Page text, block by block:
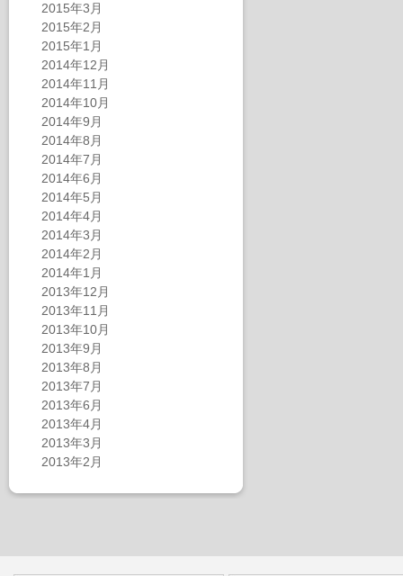
2015年3月
2015年2月
2015年1月
2014年12月
2014年11月
2014年10月
2014年9月
2014年8月
2014年7月
2014年6月
2014年5月
2014年4月
2014年3月
2014年2月
2014年1月
2013年12月
2013年11月
2013年10月
2013年9月
2013年8月
2013年7月
2013年6月
2013年4月
2013年3月
2013年2月